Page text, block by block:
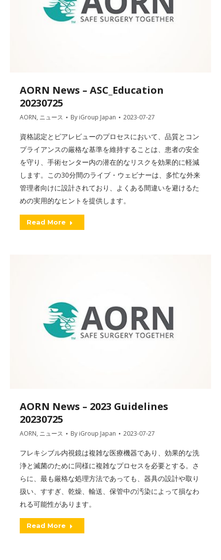
AORN News – ASC_Education
20230725
AORN, ニュース By iGroup Japan 2023-07-27
資格認定とピアレビューのプロセスにおいて、品質とコン
プライアンスの厳格な基準を維持することは、患者の安全
を守り、手術センター内の潜在的なリスクを効果的に軽減
します。この30分間のライブ・ウェビナーは、多忙な外来
管理者向けに設計されており、よくある間違いを避けるた
めの実用的なヒントを提供します。
Read More
AORN News – 2023 Guidelines
20230725
AORN, ニュース By iGroup Japan 2023-07-27
フレキシブル内視鏡は複雑な医療機器であり、効果的な洗
浄と滅菌のために同様に複雑なプロセスを必要とする。さ
らに、最も厳格な処理方法であっても、器具の設計や取り
扱い、すすぎ、乾燥、輸送、保管中の汚染によって損なわ
れる可能性があります。
Read More